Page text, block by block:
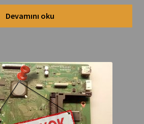
Devamını oku